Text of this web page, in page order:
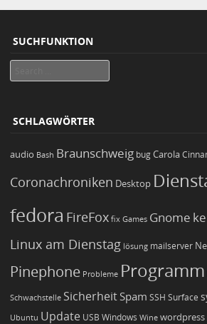
SUCHFUNKTION
SCHLAGWÖRTER
audio Bash Braunschweig bugCarola
Coronachroniken Desktop
fedora FireFox fix Games Gnome
Linux am Dienstag lösung mailserver
Pinephone Probleme Programm
Schwachstelle Sicherheit Spam SSH Surface
Ubuntu Update USB Windows Wine wordpress